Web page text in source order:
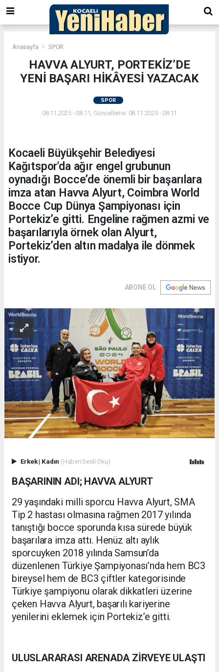
Anasayfa SPOR
HAVVA ALYURT, PORTEKİZ’DE
YENİ BAŞARI HİKÂYESİ YAZACAK
SPOR
08.11.2025 - 08:11, Güncelleme: 08.11.2025 - 08:11
Kocaeli Büyükşehir Belediyesi
Kağıtspor'da ağır engel grubunun
oynadığı Bocce’de önemli bir başarılara
imza atan Havva Alyurt, Coimbra World
Bocce Cup Dünya Şampiyonası için
Portekiz’e gitti. Engeline rağmen azmi ve
başarılarıyla örnek olan Alyurt,
Portekiz’den altın madalya ile dönmek
istiyor.
ABONE OL
Erkek| Kadın (Haberi Sesli Oku)
BAŞARININ ADI; HAVVA ALYURT
29 yaşındaki milli sporcu Havva Alyurt, SMA
Tip 2 hastası olmasına rağmen 2017 yılında
tanıştığı bocce sporunda kısa sürede büyük
başarılara imza attı. Henüz altı aylık
sporcuyken 2018 yılında Samsun’da
düzenlenen Türkiye Şampiyonası’nda hem BC3
bireysel hem de BC3 çiftler kategorisinde
Türkiye şampiyonu olarak dikkatleri üzerine
çeken Havva Alyurt, başarılı kariyerine
yenilerini eklemek için Portekiz’e gitti.
ULUSLARARASI ARENADA ZİRVEYE ULAŞTI